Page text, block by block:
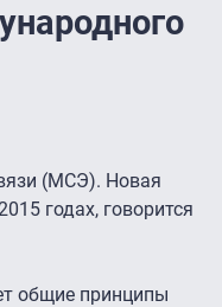
(МСЭ). Новая
годах, говорится
общие принципы